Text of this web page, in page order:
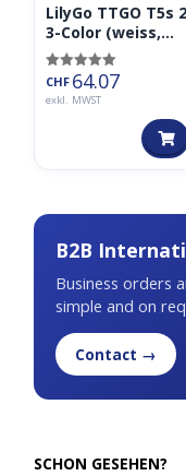
B2B
Business orders
simple and on
Contact →
SCHON GESEHEN?
LilyGo TTGO T5s
3-Color (weiss,
schwarz, gelb)
EPaper/E-Ink inkl.
ESP32 und
(Eink, MAX9835,
Bewertet mit
von 5
CHF 64.07
exkl. MWST